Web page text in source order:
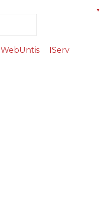
WebUntis
IServ